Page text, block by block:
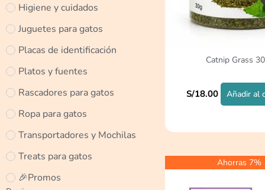
Higiene y cuidados
Juguetes para gatos
Placas de identificación
Platos y fuentes
Rascadores para gatos
Ropa para gatos
Transportadores y Mochilas
Treats para gatos
🎉Promos
Catnip Grass
S/18.00 Añadir al
Ahorras 7%